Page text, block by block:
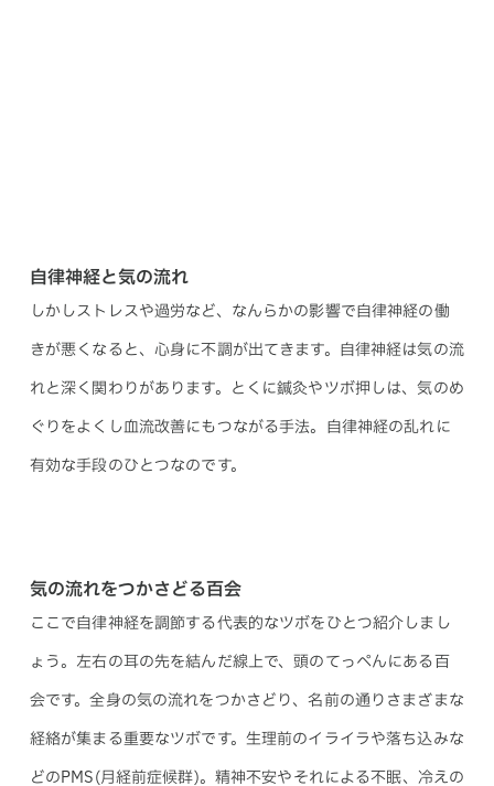
自律神経と気の流れ
しかしストレスや過労など、なんらかの影響で自律神経の働
きが悪くなると、心身に不調が出てきます。自律神経は気の流
れと深く関わりがあります。とくに鍼灸やツボ押しは、気のめ
ぐりをよくし血流改善にもつながる手法。自律神経の乱れに
有効な手段のひとつなのです。
気の流れをつかさどる百会
ここで自律神経を調節する代表的なツボをひとつ紹介しまし
ょう。左右の耳の先を結んだ線上で、頭のてっぺんにある百
会です。全身の気の流れをつかさどり、名前の通りさまざまな
経絡が集まる重要なツボです。生理前のイライラや落ち込みな
どのPMS(月経前症候群)。精神不安やそれによる不眠、冷えの